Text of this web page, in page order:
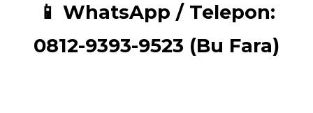
📱 WhatsApp / Telepon:
0812-9393-9523 (Bu Fara)